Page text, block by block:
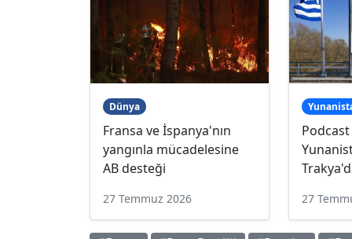
Dünya
Fransa ve İspanya'nın
yangınla mücadelesine
AB desteği
27 Temmuz 2026 27